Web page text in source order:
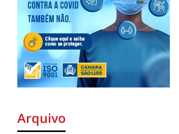
Arquivo